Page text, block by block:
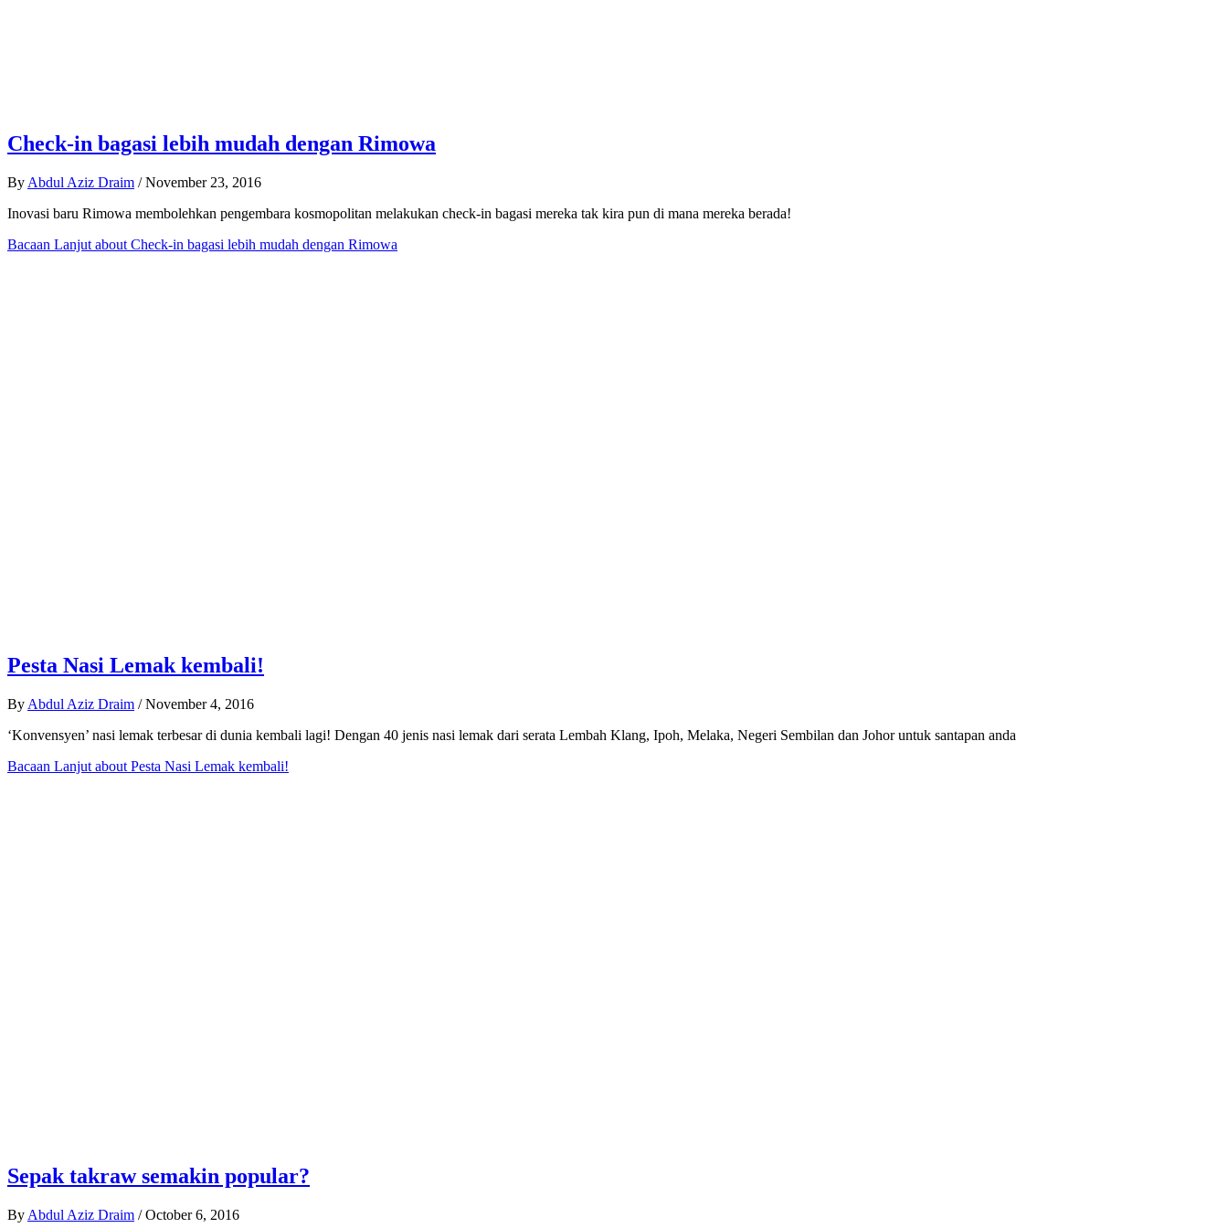
Check-in bagasi lebih mudah dengan Rimowa
By Abdul Aziz Draim / November 23, 2016
Inovasi baru Rimowa membolehkan pengembara kosmopolitan melakukan check-in bagasi mereka tak kira pun di mana mereka berada!
Bacaan Lanjut about Check-in bagasi lebih mudah dengan Rimowa
Pesta Nasi Lemak kembali!
By Abdul Aziz Draim / November 4, 2016
‘Konvensyen’ nasi lemak terbesar di dunia kembali lagi! Dengan 40 jenis nasi lemak dari serata Lembah Klang, Ipoh, Melaka, Negeri Sembilan dan Johor untuk santapan anda
Bacaan Lanjut about Pesta Nasi Lemak kembali!
Sepak takraw semakin popular?
By Abdul Aziz Draim / October 6, 2016